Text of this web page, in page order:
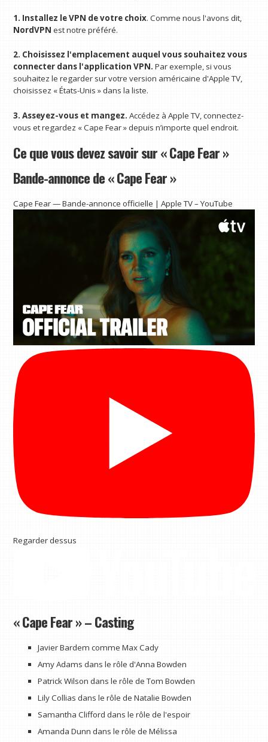
1. Installez le VPN de votre choix. Comme nous l'avons dit,
NordVPN est notre préféré.
2. Choisissez l'emplacement auquel vous souhaitez vous
connecter dans l'application VPN.Par exemple, si vous
souhaitez le regarder sur votre version américaine d'Apple TV,
choisissez « États-Unis » dans la liste.
3. Asseyez-vous et mangez.Accédez à Apple TV, connectez-
vous et regardez « Cape Fear » depuis n’importe quel endroit.
Ce que vous devez savoir sur « Cape Fear »
Bande-annonce de « Cape Fear »
Cape Fear — Bande-annonce officielle | Apple TV – YouTube
Regarder dessus
« Cape Fear » – Casting
Javier Bardem comme Max Cady
Amy Adams dans le rôle d'Anna Bowden
Patrick Wilson dans le rôle de Tom Bowden
Lily Collias dans le rôle de Natalie Bowden
Samantha Clifford dans le rôle de l'espoir
Amanda Dunn dans le rôle de Mélissa